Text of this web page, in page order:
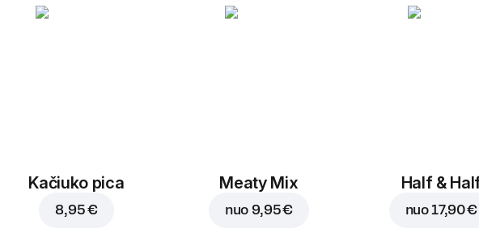
Kačiuko pica
8,95 €
Meaty Mix
nuo 9,95 €
Half &
nuo17,90 €